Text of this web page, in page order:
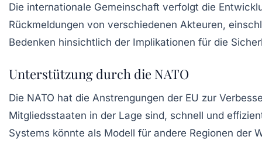
Die internationale Gemeinschaft verfolgt die
Rückmeldungen von verschiedenen Akteuren,
Bedenken hinsichtlich der Implikationen für die
Unterstützung durch die NATO
Die NATO hat die Anstrengungen der EU zur
Mitgliedsstaaten in der Lage sind, schnell und
Systems könnte als Modell für andere Regionen der